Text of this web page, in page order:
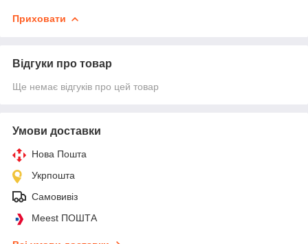
Приховати
Відгуки про товар
Ще немає відгуків про цей товар
Умови доставки
Нова Пошта
Укрпошта
Самовивіз
Meest ПОШТА